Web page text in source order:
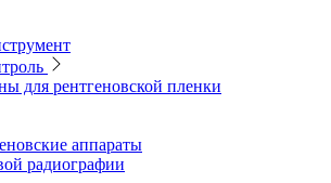
поверхности
визуального и измерительного
для визуального и измерительного